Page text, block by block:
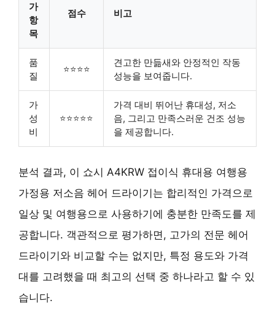
가
항
목
점수 비고
품
질
⭐⭐⭐⭐
견고한 만듦새와 안정적인 작동
성능을 보여줍니다.
가
성
비
⭐⭐⭐⭐⭐
가격 대비 뛰어난 휴대성, 저소
음, 그리고 만족스러운 건조 성능
을 제공합니다.
분석 결과, 이 쇼시 A4KRW 접이식 휴대용 여행용
가정용 저소음 헤어 드라이기는 합리적인 가격으로
일상 및 여행용으로 사용하기에 충분한 만족도를 제
공합니다. 객관적으로 평가하면, 고가의 전문 헤어
드라이기와 비교할 수는 없지만, 특정 용도와 가격
대를 고려했을 때 최고의 선택 중 하나라고 할 수 있
습니다.